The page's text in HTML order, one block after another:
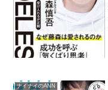
ナイナイのANN